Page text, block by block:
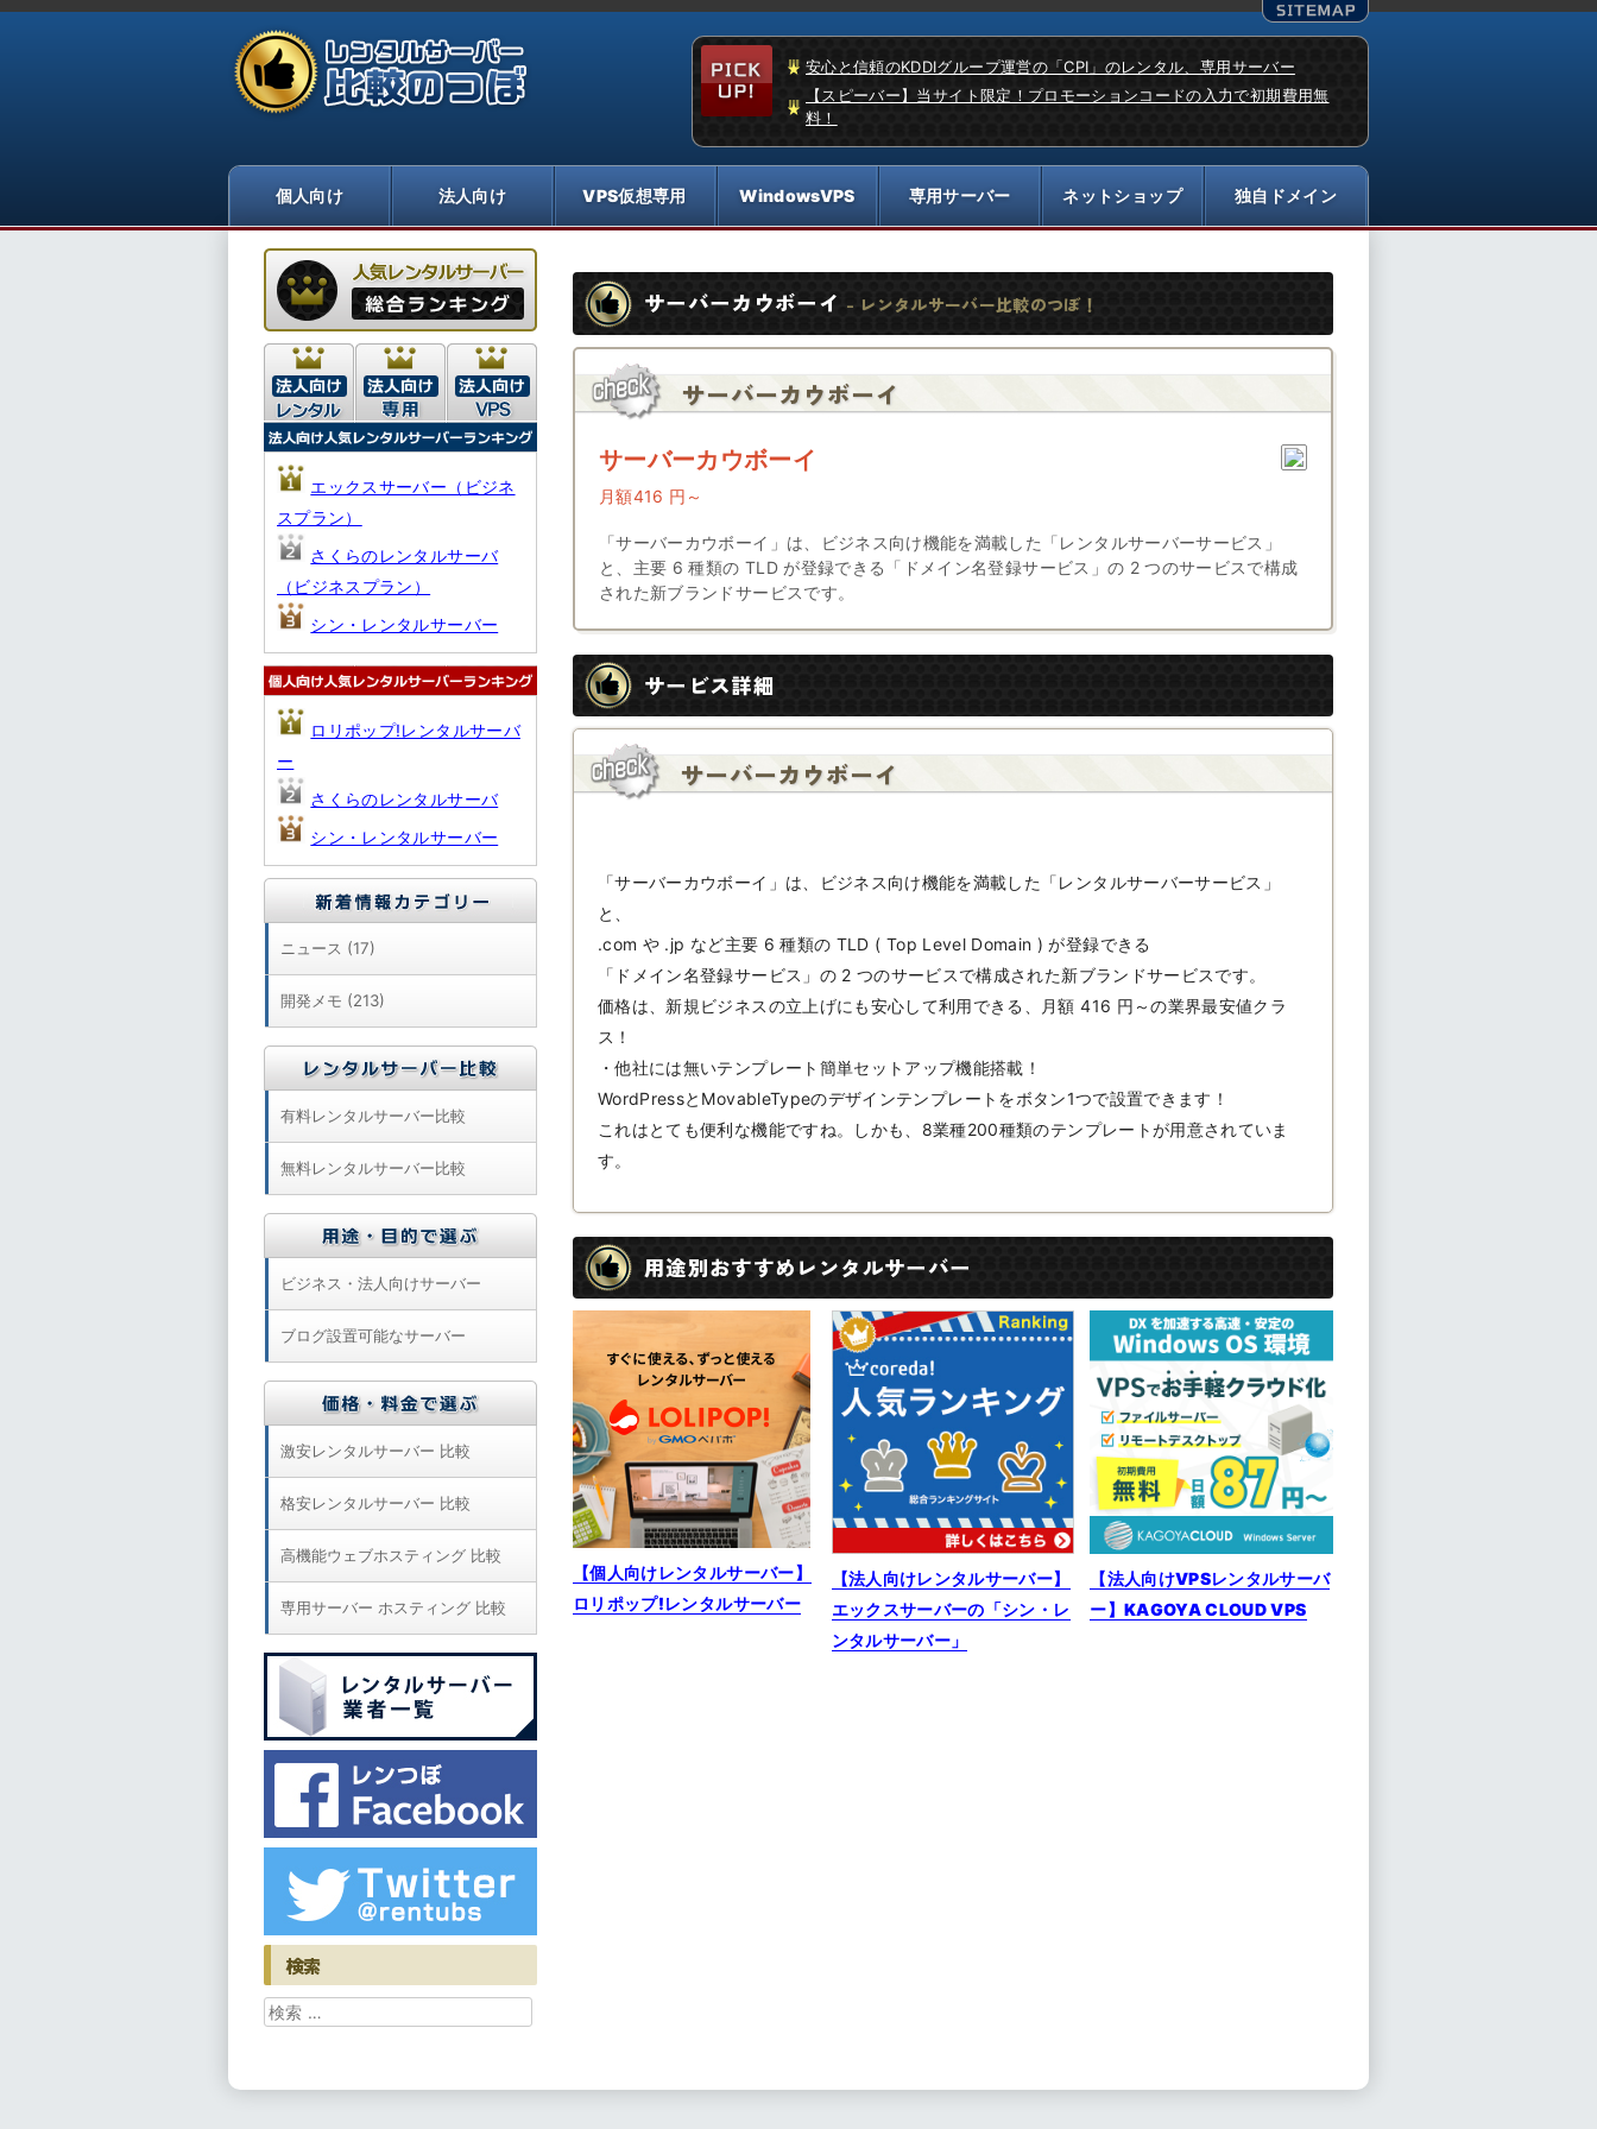
安心と信頼のKDDIグループ運営の「CPI」のレンタル、専用サーバー
【スピーバー】当サイト限定！プロモーションコードの入力で初期費用無
料！
サーバーカウボーイ - レンタルサーバー比較のつぼ！
サーバーカウボーイ
サーバーカウボーイ
月額416 円～
「サーバーカウボーイ」は、ビジネス向け機能を満載した「レンタルサーバーサービス」
と、主要 6 種類の TLD が登録できる「ドメイン名登録サービス」の 2 つのサービスで構成
された新ブランドサービスです。
サービス詳細
サーバーカウボーイ
「サーバーカウボーイ」は、ビジネス向け機能を満載した「レンタルサーバーサービス」
と、
.com や .jp など主要 6 種類の TLD ( Top Level Domain ) が登録できる
「ドメイン名登録サービス」の 2 つのサービスで構成された新ブランドサービスです。
価格は、新規ビジネスの立上げにも安心して利用できる、月額 416 円～の業界最安値クラ
ス！
・他社には無いテンプレート簡単セットアップ機能搭載！
WordPressとMovableTypeのデザインテンプレートをボタン1つで設置できます！
これはとても便利な機能ですね。しかも、8業種200種類のテンプレートが用意されていま
す。
用途別おすすめレンタルサーバー
【個人向けレンタルサーバー】
ロリポップ!レンタルサーバー
【法人向けレンタルサーバー】
エックスサーバーの「シン・レ
ンタルサーバー」
【法人向けVPSレンタルサーバ
ー】KAGOYA CLOUD VPS
エックスサーバー（ビジネ
スプラン）
さくらのレンタルサーバ
（ビジネスプラン）
シン・レンタルサーバー
ロリポップ!レンタルサーバ
ー
さくらのレンタルサーバ
シン・レンタルサーバー
ニュース (17)
開発メモ (213)
有料レンタルサーバー比較
無料レンタルサーバー比較
ビジネス・法人向けサーバー
ブログ設置可能なサーバー
激安レンタルサーバー 比較
格安レンタルサーバー 比較
高機能ウェブホスティング 比較
専用サーバー ホスティング 比較
検索
検索